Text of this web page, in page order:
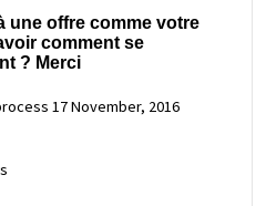
une offre comme votre
comment se
? Merci
17 November, 2016